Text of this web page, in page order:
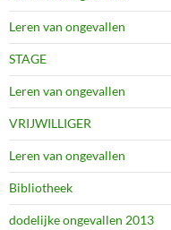
Leren van ongevallen
STAGE
Leren van ongevallen
VRIJWILLIGER
Leren van ongevallen
Bibliotheek
dodelijke ongevallen 2013